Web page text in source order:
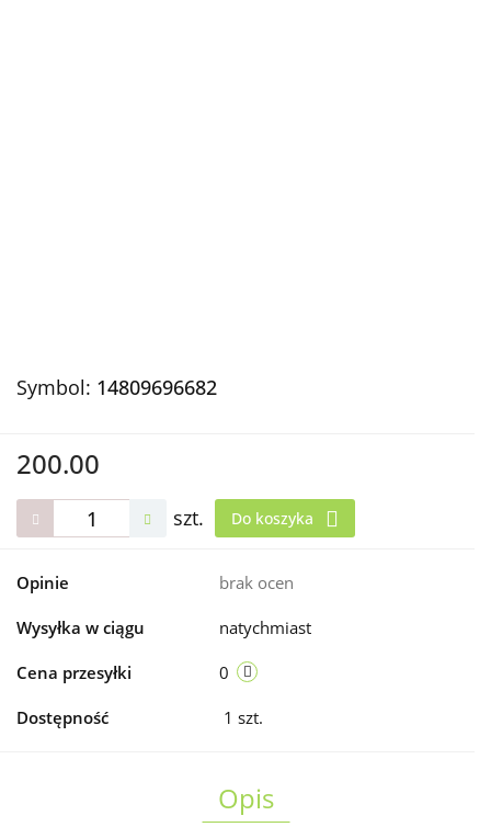
Symbol: 14809696682
200.00
szt. Do koszyka
Opinie brak ocen
Wysyłka w ciągu natychmiast
Cena przesyłki 0
Dostępność 1 szt.
Opis